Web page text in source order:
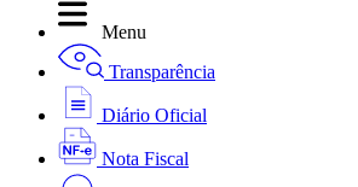
Menu
Transparência
Diário Oficial
Nota Fiscal